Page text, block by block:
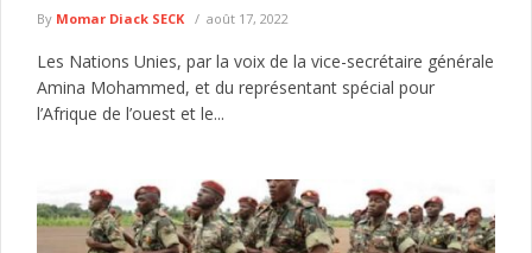
By Momar Diack SECK août 17, 2022
Les Nations Unies, par la voix de la vice-secrétaire générale
Amina Mohammed, et du représentant spécial pour
l’Afrique de l’ouest et le...